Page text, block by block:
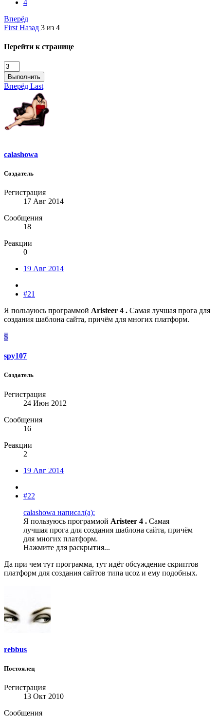
4
Вперёд
First Назад 3 из 4
Перейти к странице
Выполнить
Вперёд Last
calashowa
Создатель
Регистрация
17 Авг 2014
Сообщения
18
Реакции
0
19 Авг 2014
#21
Я пользуюсь программой Aristeer 4 . Самая лучшая прога для
создания шаблона сайта, причём для многих платформ.
S
spy107
Создатель
Регистрация
24 Июн 2012
Сообщения
16
Реакции
2
19 Авг 2014
#22
calashowa написал(а):
Я пользуюсь программой Aristeer 4 . Самая
лучшая прога для создания шаблона сайта, причём
для многих платформ.
Нажмите для раскрытия...
Да при чем тут программа, тут идёт обсуждение скриптов
платформ для создания сайтов типа ucoz и ему подобных.
rebbus
Постоялец
Регистрация
13 Окт 2010
Сообщения